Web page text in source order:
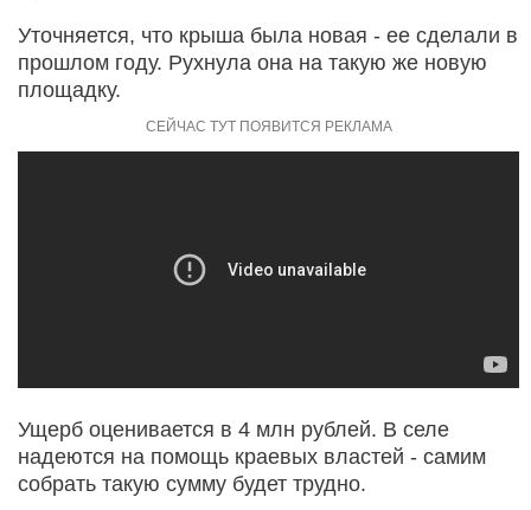
Уточняется, что крыша была новая - ее сделали в
прошлом году. Рухнула она на такую же новую
площадку.
Ущерб оценивается в 4 млн рублей. В селе
надеются на помощь краевых властей - самим
собрать такую сумму будет трудно.